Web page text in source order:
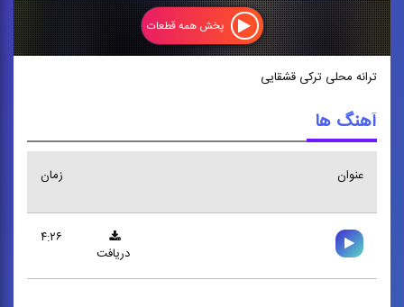
پخش همه قطعات
ترانه محلی ترکی قشقایی
آهنگ ها
عنوان زمان
۴:۲۶
دریافت